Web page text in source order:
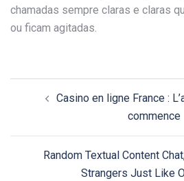
chamadas sempre claras e claras
ou ficam agitadas.
Post
navigation
Casino en ligne France :
commence
Random Textual Content
Strangers Just Like